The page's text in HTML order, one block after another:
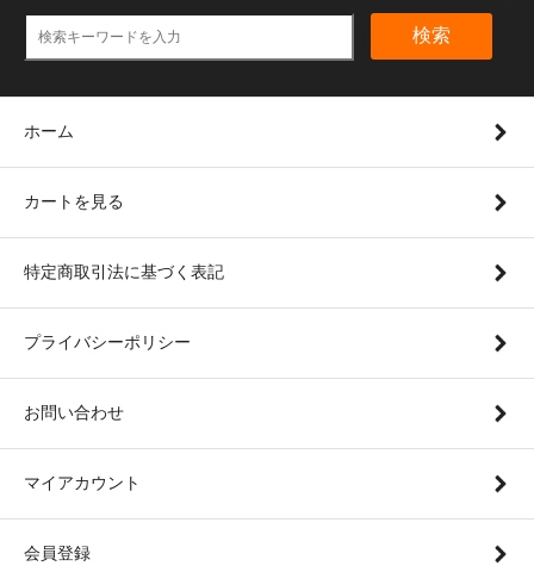
検索
ホーム
カートを見る
特定商取引法に基づく表記
プライバシーポリシー
お問い合わせ
マイアカウント
会員登録